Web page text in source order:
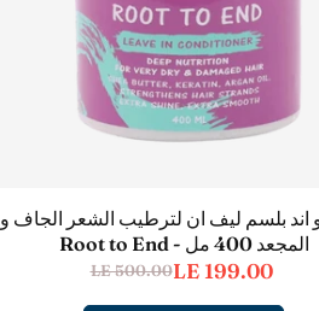
اند بلسم ليف ان لترطيب الشعر الجاف و
المجعد 400 مل - Root to End
LE 500.00LE 199.00